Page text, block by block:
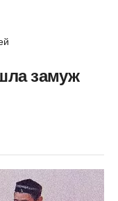
замуж